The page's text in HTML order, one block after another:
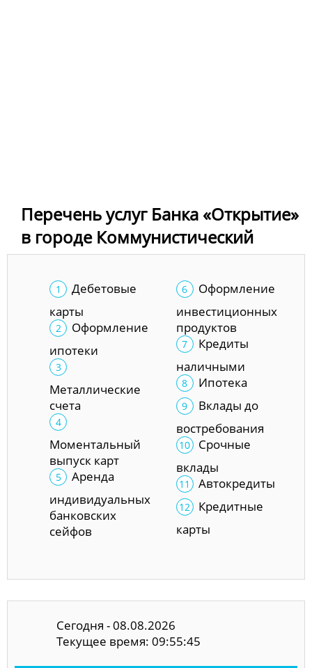
Перечень услуг Банка «Открытие»
в городе Коммунистический
Дебетовые
карты
Оформление
ипотеки
Металлические
счета
Моментальный
выпуск карт
Аренда
индивидуальных
банковских
сейфов
Оформление
инвестиционных
продуктов
Кредиты
наличными
Ипотека
Вклады до
востребования
Срочные
вклады
Автокредиты
Кредитные
карты
Сегодня - 08.08.2026
Текущее время: 09:55:45